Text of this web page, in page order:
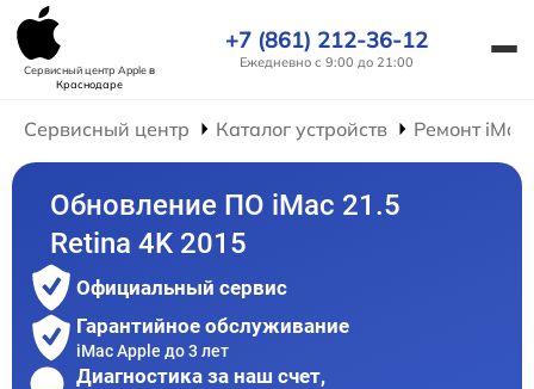
Сервисный центр Appleв
Краснодаре
+7 (861) 212-36-12
Ежедневно с 9:00 до 21:00
Сервисный центр Каталог устройств Ремонт iMac
Обновление ПО iMac 21.5
Retina 4K 2015
Официальный сервис
Гарантийное обслуживание
iMac Apple до 3 лет
Диагностика за наш счет,